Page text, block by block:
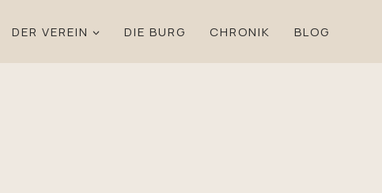
DER VEREIN DIE BURG CHRONIK BLOG